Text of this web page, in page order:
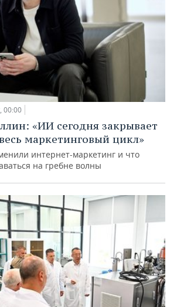
00:00
«ИИ сегодня закрывает
маркетинговый цикл»
интернет-маркетинг и что
на гребне волны